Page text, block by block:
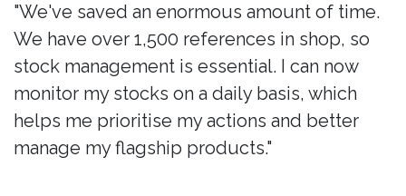
"We've saved an enormous amount of time.
We have over 1,500 references in shop, so
stock management is essential. I can now
monitor my stocks on a daily basis, which
helps me prioritise my actions and better
manage my flagship products."